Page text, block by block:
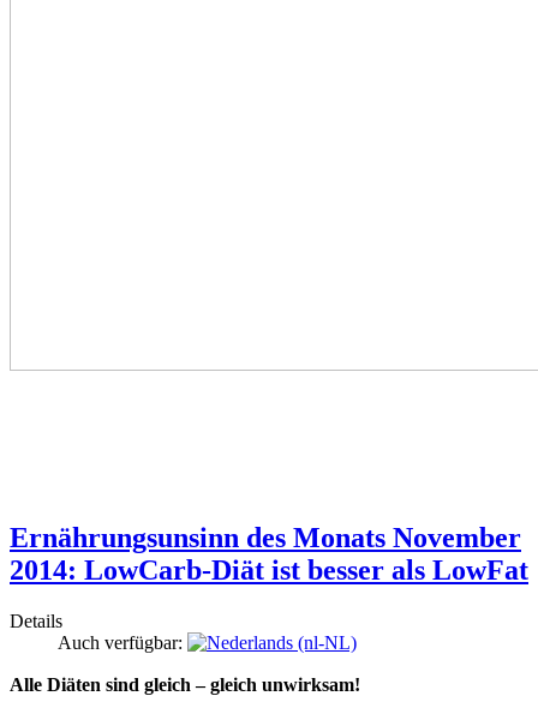
Ernährungsunsinn des Monats November
2014: LowCarb-Diät ist besser als LowFat
Details
Auch verfügbar:
Alle Diäten sind gleich – gleich unwirksam!